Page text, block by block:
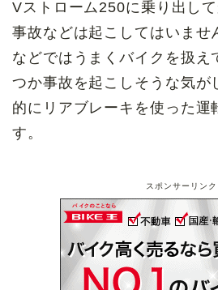
Vストローム250に乗り出し
事故などは起こしてはいませ
などではうまくバイクを扱え
つか事故を起こしそうな気が
的にリアブレーキを使った運
す。
スポンサーリンク